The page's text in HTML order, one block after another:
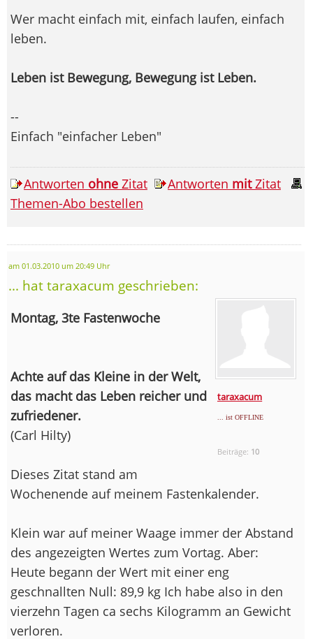
Wer macht einfach mit, einfach laufen, einfach
leben.
Leben ist Bewegung, Bewegung ist Leben.
--
Einfach "einfacher Leben"
Antworten ohne Zitat Antworten mitZitat
Themen-Abo bestellen
am 01.03.2010 um 20:49 Uhr
... hat taraxacum geschrieben:
taraxacum
... ist OFFLINE
Beiträge: 10
Montag, 3te Fastenwoche
Achte auf das Kleine in der Welt,
das macht das Leben reicher und
zufriedener.
(Carl Hilty)
Dieses Zitat stand am
Wochenende auf meinem Fastenkalender.
Klein war auf meiner Waage immer der Abstand
des angezeigten Wertes zum Vortag. Aber:
Heute begann der Wert mit einer eng
geschnallten Null: 89,9 kg Ich habe also in den
vierzehn Tagen ca sechs Kilogramm an Gewicht
verloren.